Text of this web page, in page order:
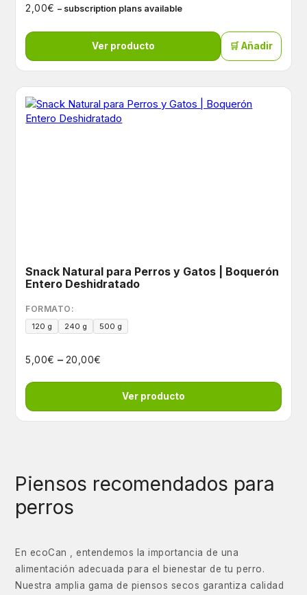
2,00€ – subscription plans available
Ver producto 🛒 Añadir
Snack Natural para Perros y Gatos | Boquerón
Entero Deshidratado
FORMATO:
120 g 240 g 500 g
5,00€ – 20,00€
Ver producto
Piensos recomendados para
perros
En ecoCan , entendemos la importancia de una
alimentación adecuada para el bienestar de tu perro.
Nuestra amplia gama de piensos secos garantiza calidad